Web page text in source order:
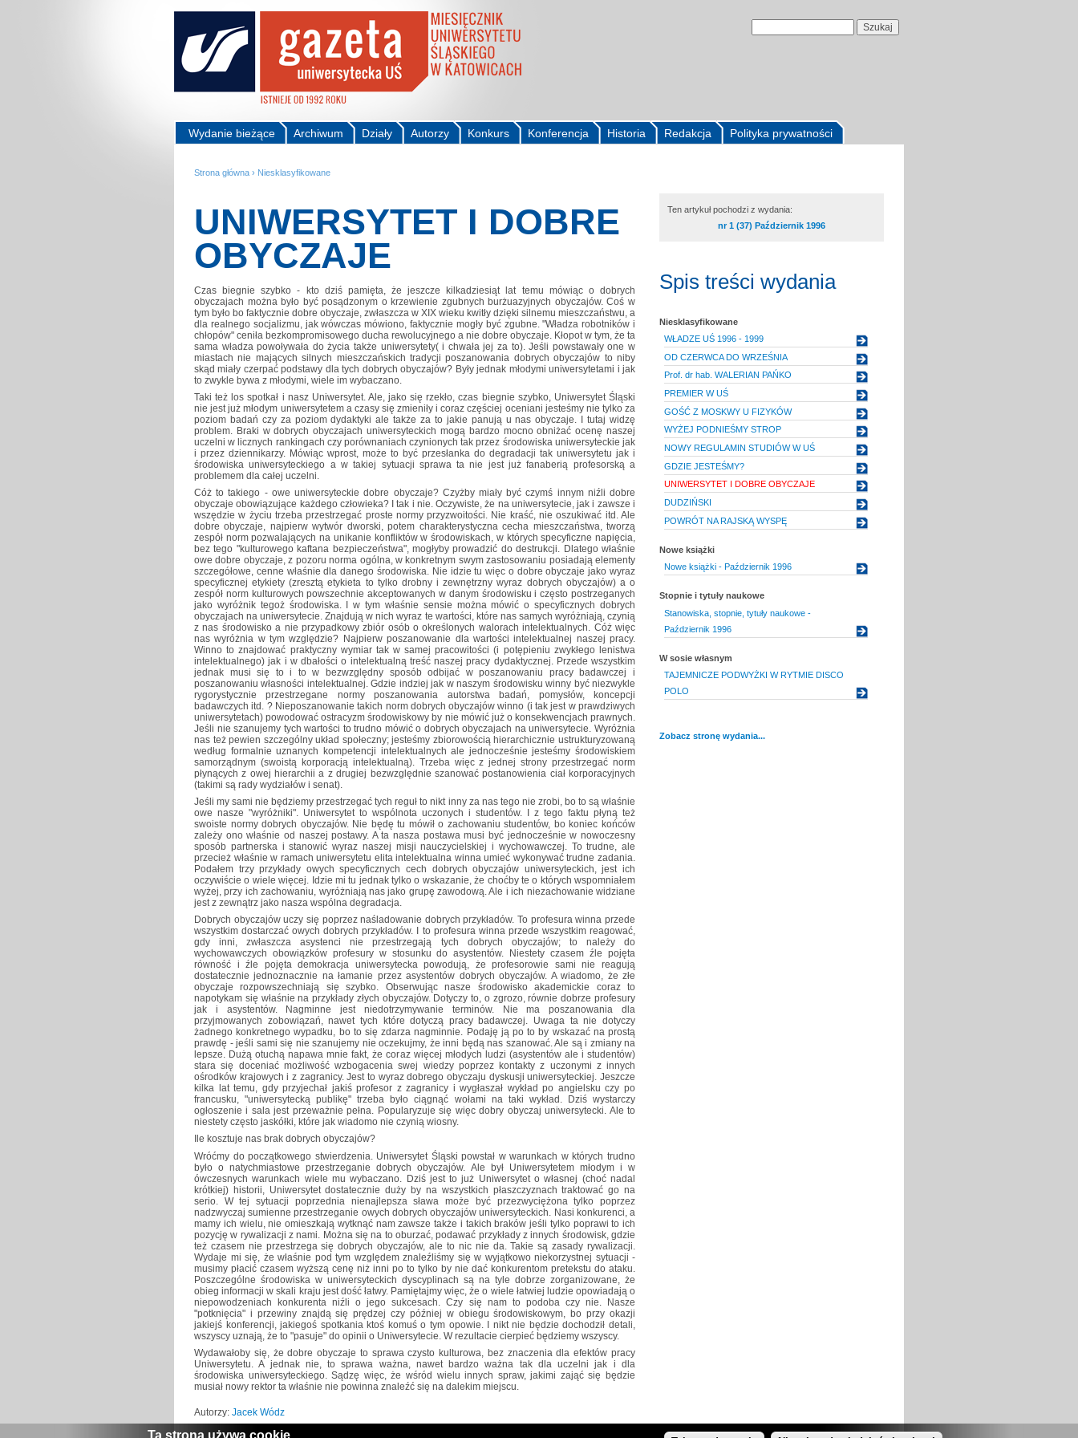
Polityka prywatności
Redakcja
Historia
Konferencja
Konkurs
Autorzy
Działy
Archiwum
Wydanie bieżące
Strona główna › Niesklasyfikowane
UNIWERSYTET I DOBRE
OBYCZAJE
Czas biegnie szybko - kto dziś pamięta, że jeszcze kilkadziesiąt lat temu mówiąc o dobrych
obyczajach można było być posądzonym o krzewienie zgubnych burżuazyjnych obyczajów. Coś w
tym było bo faktycznie dobre obyczaje, zwłaszcza w XIX wieku kwitły dzięki silnemu mieszczaństwu, a
dla realnego socjalizmu, jak wówczas mówiono, faktycznie mogły być zgubne. "Władza robotników i
chłopów" ceniła bezkompromisowego ducha rewolucyjnego a nie dobre obyczaje. Kłopot w tym, że ta
sama władza powoływała do życia także uniwersytety( i chwała jej za to). Jeśli powstawały one w
miastach nie mających silnych mieszczańskich tradycji poszanowania dobrych obyczajów to niby
skąd miały czerpać podstawy dla tych dobrych obyczajów? Były jednak młodymi uniwersytetami i jak
to zwykle bywa z młodymi, wiele im wybaczano.
Taki też los spotkał i nasz Uniwersytet. Ale, jako się rzekło, czas biegnie szybko, Uniwersytet Śląski
nie jest już młodym uniwersytetem a czasy się zmieniły i coraz częściej oceniani jesteśmy nie tylko za
poziom badań czy za poziom dydaktyki ale także za to jakie panują u nas obyczaje. I tutaj widzę
problem. Braki w dobrych obyczajach uniwersyteckich mogą bardzo mocno obniżać ocenę naszej
uczelni w licznych rankingach czy porównaniach czynionych tak przez środowiska uniwersyteckie jak
i przez dziennikarzy. Mówiąc wprost, może to być przesłanka do degradacji tak uniwersytetu jak i
środowiska uniwersyteckiego a w takiej sytuacji sprawa ta nie jest już fanaberią profesorską a
problemem dla całej uczelni.
Cóż to takiego - owe uniwersyteckie dobre obyczaje? Czyżby miały być czymś innym niźli dobre
obyczaje obowiązujące każdego człowieka? I tak i nie. Oczywiste, że na uniwersytecie, jak i zawsze i
wszędzie w życiu trzeba przestrzegać proste normy przyzwoitości. Nie kraść, nie oszukiwać itd. Ale
dobre obyczaje, najpierw wytwór dworski, potem charakterystyczna cecha mieszczaństwa, tworzą
zespół norm pozwalających na unikanie konfliktów w środowiskach, w których specyficzne napięcia,
bez tego "kulturowego kaftana bezpieczeństwa", mogłyby prowadzić do destrukcji. Dlatego właśnie
owe dobre obyczaje, z pozoru norma ogólna, w konkretnym swym zastosowaniu posiadają elementy
szczegółowe, cenne właśnie dla danego środowiska. Nie idzie tu więc o dobre obyczaje jako wyraz
specyficznej etykiety (zresztą etykieta to tylko drobny i zewnętrzny wyraz dobrych obyczajów) a o
zespół norm kulturowych powszechnie akceptowanych w danym środowisku i często postrzeganych
jako wyróżnik tegoż środowiska. I w tym właśnie sensie można mówić o specyficznych dobrych
obyczajach na uniwersytecie. Znajdują w nich wyraz te wartości, które nas samych wyróżniają, czynią
z nas środowisko a nie przypadkowy zbiór osób o określonych walorach intelektualnych. Cóż więc
nas wyróżnia w tym względzie? Najpierw poszanowanie dla wartości intelektualnej naszej pracy.
Winno to znajdować praktyczny wymiar tak w samej pracowitości (i potępieniu zwykłego lenistwa
intelektualnego) jak i w dbałości o intelektualną treść naszej pracy dydaktycznej. Przede wszystkim
jednak musi się to i to w bezwzględny sposób odbijać w poszanowaniu pracy badawczej i
poszanowaniu własności intelektualnej. Gdzie indziej jak w naszym środowisku winny być niezwykle
rygorystycznie przestrzegane normy poszanowania autorstwa badań, pomysłów, koncepcji
badawczych itd. ? Nieposzanowanie takich norm dobrych obyczajów winno (i tak jest w prawdziwych
uniwersytetach) powodować ostracyzm środowiskowy by nie mówić już o konsekwencjach prawnych.
Jeśli nie szanujemy tych wartości to trudno mówić o dobrych obyczajach na uniwersytecie. Wyróżnia
nas też pewien szczególny układ społeczny; jesteśmy zbiorowością hierarchicznie ustrukturyzowaną
według formalnie uznanych kompetencji intelektualnych ale jednocześnie jesteśmy środowiskiem
samorządnym (swoistą korporacją intelektualną). Trzeba więc z jednej strony przestrzegać norm
płynących z owej hierarchii a z drugiej bezwzględnie szanować postanowienia ciał korporacyjnych
(takimi są rady wydziałów i senat).
Jeśli my sami nie będziemy przestrzegać tych reguł to nikt inny za nas tego nie zrobi, bo to są właśnie
owe nasze "wyróżniki". Uniwersytet to wspólnota uczonych i studentów. I z tego faktu płyną też
swoiste normy dobrych obyczajów. Nie będę tu mówił o zachowaniu studentów, bo koniec końców
zależy ono właśnie od naszej postawy. A ta nasza postawa musi być jednocześnie w nowoczesny
sposób partnerska i stanowić wyraz naszej misji nauczycielskiej i wychowawczej. To trudne, ale
przecież właśnie w ramach uniwersytetu elita intelektualna winna umieć wykonywać trudne zadania.
Podałem trzy przykłady owych specyficznych cech dobrych obyczajów uniwersyteckich, jest ich
oczywiście o wiele więcej. Idzie mi tu jednak tylko o wskazanie, że choćby te o których wspomniałem
wyżej, przy ich zachowaniu, wyróżniają nas jako grupę zawodową. Ale i ich niezachowanie widziane
jest z zewnątrz jako nasza wspólna degradacja.
Dobrych obyczajów uczy się poprzez naśladowanie dobrych przykładów. To profesura winna przede
wszystkim dostarczać owych dobrych przykładów. I to profesura winna przede wszystkim reagować,
gdy inni, zwłaszcza asystenci nie przestrzegają tych dobrych obyczajów; to należy do
wychowawczych obowiązków profesury w stosunku do asystentów. Niestety czasem źle pojęta
równość i źle pojęta demokracja uniwersytecka powodują, że profesorowie sami nie reagują
dostatecznie jednoznacznie na łamanie przez asystentów dobrych obyczajów. A wiadomo, że złe
obyczaje rozpowszechniają się szybko. Obserwując nasze środowisko akademickie coraz to
napotykam się właśnie na przykłady złych obyczajów. Dotyczy to, o zgrozo, równie dobrze profesury
jak i asystentów. Nagminne jest niedotrzymywanie terminów. Nie ma poszanowania dla
przyjmowanych zobowiązań, nawet tych które dotyczą pracy badawczej. Uwaga ta nie dotyczy
żadnego konkretnego wypadku, bo to się zdarza nagminnie. Podaję ją po to by wskazać na prostą
prawdę - jeśli sami się nie szanujemy nie oczekujmy, że inni będą nas szanować. Ale są i zmiany na
lepsze. Dużą otuchą napawa mnie fakt, że coraz więcej młodych ludzi (asystentów ale i studentów)
stara się doceniać możliwość wzbogacenia swej wiedzy poprzez kontakty z uczonymi z innych
ośrodków krajowych i z zagranicy. Jest to wyraz dobrego obyczaju dyskusji uniwersyteckiej. Jeszcze
kilka lat temu, gdy przyjechał jakiś profesor z zagranicy i wygłaszał wykład po angielsku czy po
francusku, "uniwersytecką publikę" trzeba było ciągnąć wołami na taki wykład. Dziś wystarczy
ogłoszenie i sala jest przeważnie pełna. Popularyzuje się więc dobry obyczaj uniwersytecki. Ale to
niestety często jaskółki, które jak wiadomo nie czynią wiosny.
Ile kosztuje nas brak dobrych obyczajów?
Wróćmy do początkowego stwierdzenia. Uniwersytet Śląski powstał w warunkach w których trudno
było o natychmiastowe przestrzeganie dobrych obyczajów. Ale był Uniwersytetem młodym i w
ówczesnych warunkach wiele mu wybaczano. Dziś jest to już Uniwersytet o własnej (choć nadal
krótkiej) historii, Uniwersytet dostatecznie duży by na wszystkich płaszczyznach traktować go na
serio. W tej sytuacji poprzednia nienajlepsza sława może być przezwyciężona tylko poprzez
nadzwyczaj sumienne przestrzeganie owych dobrych obyczajów uniwersyteckich. Nasi konkurenci, a
mamy ich wielu, nie omieszkają wytknąć nam zawsze także i takich braków jeśli tylko poprawi to ich
pozycję w rywalizacji z nami. Można się na to oburzać, podawać przykłady z innych środowisk, gdzie
też czasem nie przestrzega się dobrych obyczajów, ale to nic nie da. Takie są zasady rywalizacji.
Wydaje mi się, że właśnie pod tym względem znaleźliśmy się w wyjątkowo niekorzystnej sytuacji -
musimy płacić czasem wyższą cenę niż inni po to tylko by nie dać konkurentom pretekstu do ataku.
Poszczególne środowiska w uniwersyteckich dyscyplinach są na tyle dobrze zorganizowane, że
obieg informacji w skali kraju jest dość łatwy. Pamiętajmy więc, że o wiele łatwiej ludzie opowiadają o
niepowodzeniach konkurenta niźli o jego sukcesach. Czy się nam to podoba czy nie. Nasze
"potknięcia" i przewiny znajdą się prędzej czy później w obiegu środowiskowym, bo przy okazji
jakiejś konferencji, jakiegoś spotkania ktoś komuś o tym opowie. I nikt nie będzie dochodził detali,
wszyscy uznają, że to "pasuje" do opinii o Uniwersytecie. W rezultacie cierpieć będziemy wszyscy.
Wydawałoby się, że dobre obyczaje to sprawa czysto kulturowa, bez znaczenia dla efektów pracy
Uniwersytetu. A jednak nie, to sprawa ważna, nawet bardzo ważna tak dla uczelni jak i dla
środowiska uniwersyteckiego. Sądzę więc, że wśród wielu innych spraw, jakimi zająć się będzie
musiał nowy rektor ta właśnie nie powinna znaleźć się na dalekim miejscu.
Autorzy: Jacek Wódz
Ten artykuł pochodzi z wydania:
nr 1 (37) Październik 1996
Spis treści wydania
Niesklasyfikowane
WŁADZE UŚ 1996 - 1999
OD CZERWCA DO WRZEŚNIA
Prof. dr hab. WALERIAN PAŃKO
PREMIER W UŚ
GOŚĆ Z MOSKWY U FIZYKÓW
WYŻEJ PODNIEŚMY STROP
NOWY REGULAMIN STUDIÓW W UŚ
GDZIE JESTEŚMY?
UNIWERSYTET I DOBRE OBYCZAJE
DUDZIŃSKI
POWRÓT NA RAJSKĄ WYSPĘ
Nowe książki
Nowe książki - Październik 1996
Stopnie i tytuły naukowe
Stanowiska, stopnie, tytuły naukowe -
Październik 1996
W sosie własnym
TAJEMNICZE PODWYŻKI W RYTMIE DISCO
POLO
Zobacz stronę wydania...
Ta strona używa cookie